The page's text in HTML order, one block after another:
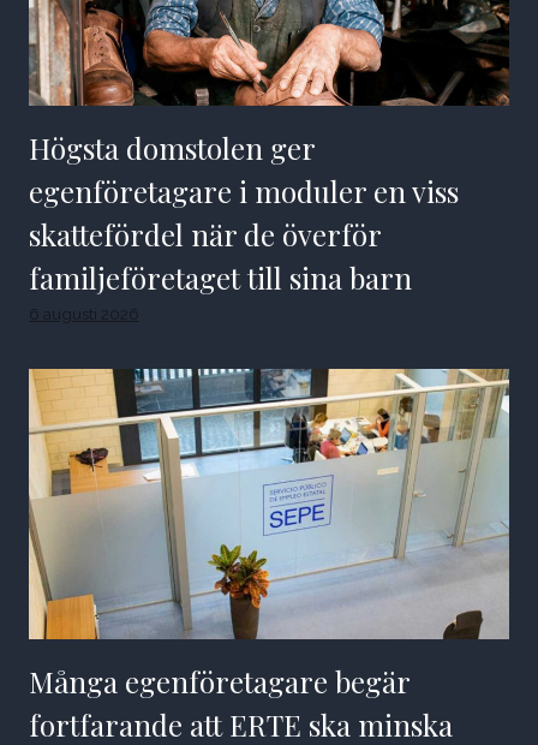
Högsta domstolen ger
egenföretagare i moduler en viss
skattefördel när de överför
familjeföretaget till sina barn
6 augusti 2026
Många egenföretagare begär
fortfarande att ERTE ska minska